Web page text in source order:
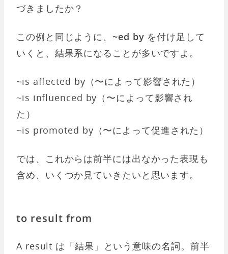
づきましたか？
この例と同じように、 ~ed by を付け足して
いくと、結果系になることが多いですよ。
~is affected by（〜によって影響された）
~is influenced by（〜によって影響され
た）
~is promoted by（〜によって促進された）
では、これからは前半には出なかった表現も
含め、いくつか見ていきたいと思います。
to result from
A result は「結果」という意味の名詞。前半